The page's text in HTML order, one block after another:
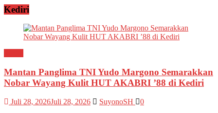
Kediri
Mantan Panglima TNI Yudo Margono Semarakkan
Nobar Wayang Kulit HUT AKABRI ’88 di Kediri
Juli 28, 2026Juli 28, 2026 SuyonoSH
0